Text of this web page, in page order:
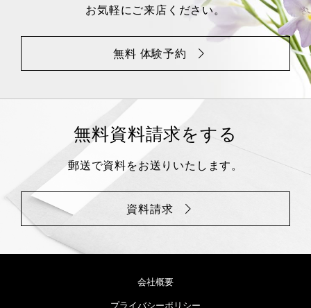
お気軽にご来店ください。
無料 体験予約
無料資料請求をする
郵送で資料をお送りいたします。
資料請求
会社概要
プライバシーポリシー